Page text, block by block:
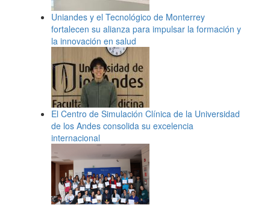
Uniandes y el Tecnológico de Monterrey
fortalecen su alianza para impulsar la formación y
la innovación en salud
El Centro de Simulación Clínica de la Universidad
de los Andes consolida su excelencia
internacional